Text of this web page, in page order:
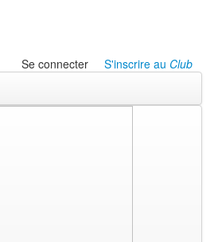
Se connecter S'inscrire au Club